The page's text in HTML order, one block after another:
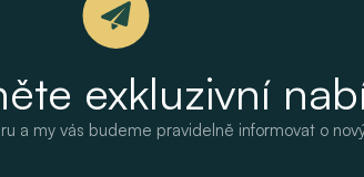
exkluzivní
a my vás budeme pravidelně informovat o